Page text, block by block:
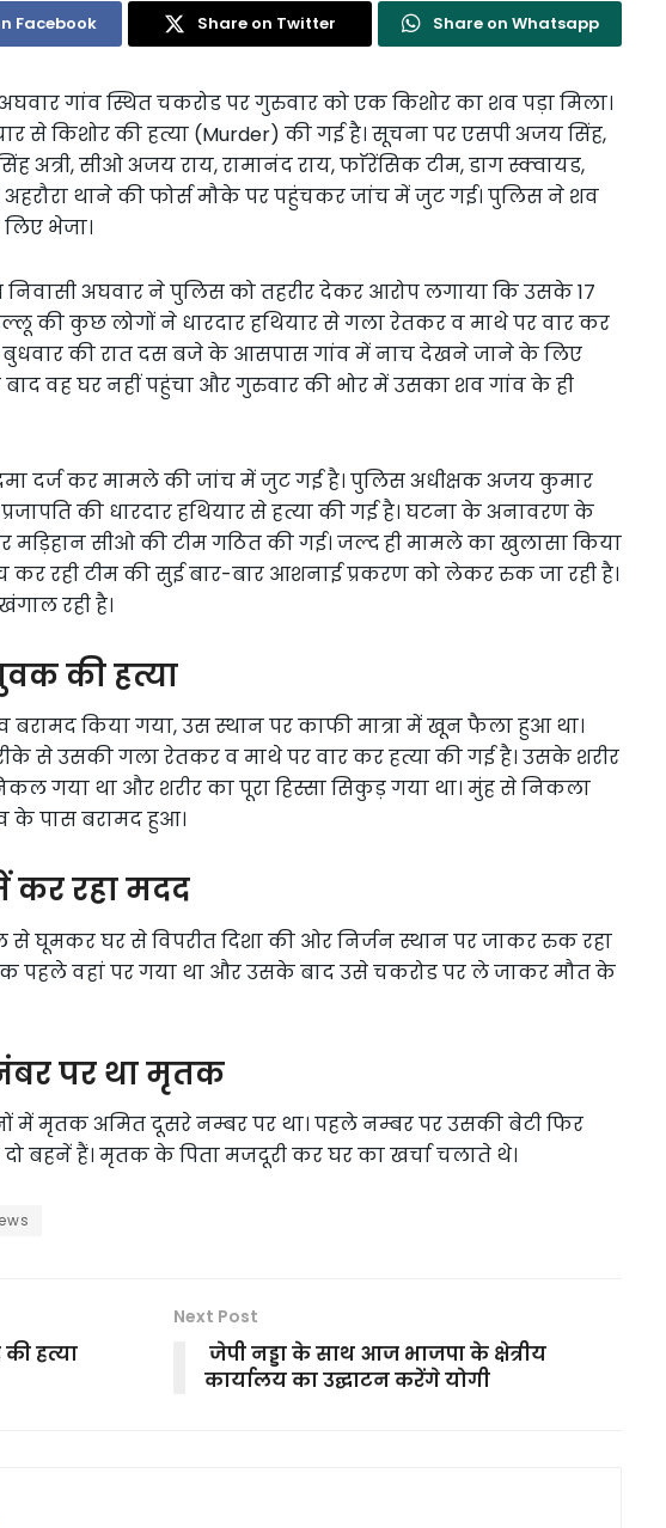
Facebook Share on Twitter Share on Whatsapp
अघवार गांव स्थित चकरोड पर गुरुवार को एक किशोर का शव पड़ा मिला।
से किशोर की हत्या (Murder) की गई है। सूचना पर एसपी अजय सिंह,
अत्री, सीओ अजय राय, रामानंद राय, फाॅरेंसिक टीम, डाग स्क्वायड,
थाने की फोर्स मौके पर पहुंचकर जांच में जुट गई। पुलिस ने शव
भेजा।
निवासी अघवार ने पुलिस को तहरीर देकर आरोप लगाया कि उसके 17
कल्लू की कुछ लोगों ने धारदार हथियार से गला रेतकर व माथे पर वार कर
बुधवार की रात दस बजे के आसपास गांव में नाच देखने जाने के लिए
वह घर नहीं पहुंचा और गुरुवार की भोर में उसका शव गांव के ही
दर्ज कर मामले की जांच में जुट गई है। पुलिस अधीक्षक अजय कुमार
की धारदार हथियार से हत्या की गई है। घटना के अनावरण के
सीओ की टीम गठित की गई। जल्द ही मामले का खुलासा किया
कर रही टीम की सुई बार-बार आशनाई प्रकरण को लेकर रुक जा रही है।
रही है।
की हत्या
किया गया, उस स्थान पर काफी मात्रा में खून फैला हुआ था।
से उसकी गला रेतकर व माथे पर वार कर हत्या की गई है। उसके शरीर
गया था और शरीर का पूरा हिस्सा सिकुड़ गया था। मुंह से निकला
के पास बरामद हुआ।
कर रहा मदद
से घूमकर घर से विपरीत दिशा की ओर निर्जन स्थान पर जाकर रुक रहा
मृतक पहले वहां पर गया था और उसके बाद उसे चकरोड पर ले जाकर मौत के
पर था मृतक
में मृतक अमित दूसरे नम्बर पर था। पहले नम्बर पर उसकी बेटी फिर
बहनें हैं। मृतक के पिता मजदूरी कर घर का खर्चा चलाते थे।
हत्या
Next Post
जेपी नड्डा के साथ आज भाजपा के क्षेत्रीय
कार्यालय का उद्घाटन करेंगे योगी